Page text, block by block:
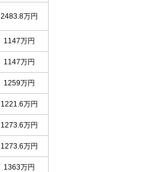
2483.8万円
1147万円
1147万円
1259万円
1221.6万円
1273.6万円
1273.6万円
1363万円